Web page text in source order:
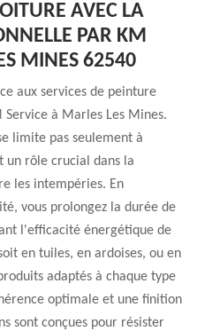
AVEC LA
PAR KM
MINES 62540
aux services de peinture
à Marles Les Mines.
limite pas seulement à
un rôle crucial dans la
les intempéries. En
vous prolongez la durée de
l'efficacité énergétique de
en tuiles, en ardoises, ou en
adaptés à chaque type
optimale et une finition
sont conçues pour résister